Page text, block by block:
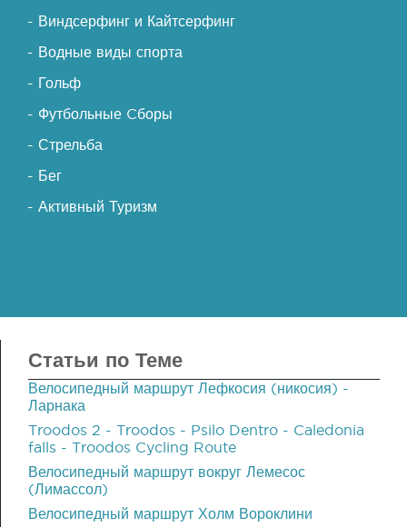
- Виндсерфинг и Кайтсерфинг
- Водные виды спорта
- Гольф
- Футбольные Cборы
- Стрельба
- Бег
- Активный Туризм
Статьи по Теме
Велосипедный маршрут Лефкосия (никосия) -
Ларнака
Troodos 2 - Troodos - Psilo Dentro - Caledonia
falls - Troodos Cycling Route
Велосипедный маршрут вокруг Лемесос
(Лимассол)
Велосипедный маршрут Холм Вороклини